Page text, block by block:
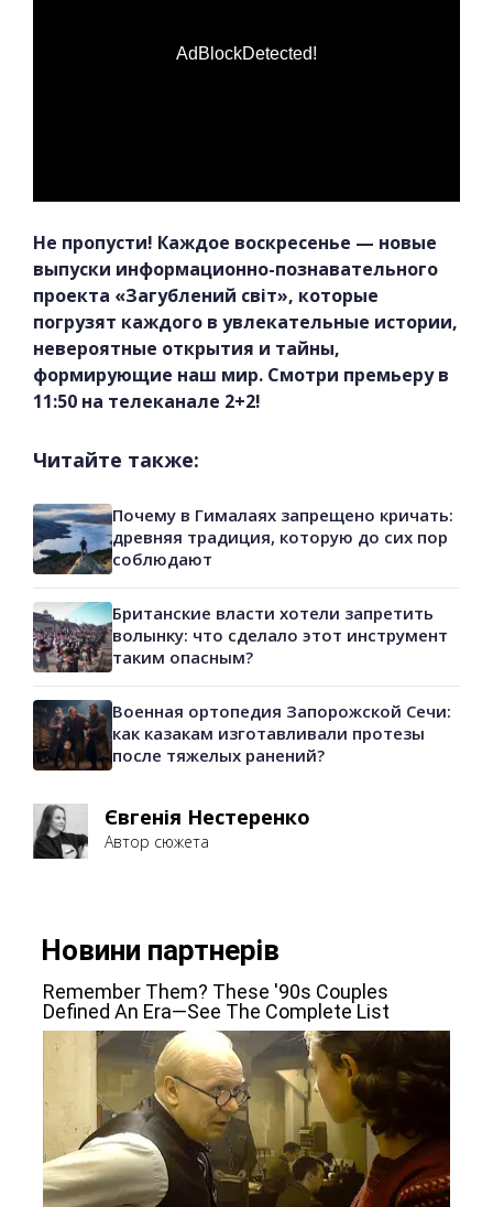
AdBlockDetected!
Не пропусти! Каждое воскресенье — новые
выпуски информационно-познавательного
проекта «Загублений світ», которые
погрузят каждого в увлекательные истории,
невероятные открытия и тайны,
формирующие наш мир. Смотри премьеру в
11:50 на телеканале 2+2!
Читайте также:
Почему в Гималаях запрещено кричать:
древняя традиция, которую до сих пор
соблюдают
Британские власти хотели запретить
волынку: что сделало этот инструмент
таким опасным?
Военная ортопедия Запорожской Сечи:
как казакам изготавливали протезы
после тяжелых ранений?
Євгенія Нестеренко
Автор сюжета